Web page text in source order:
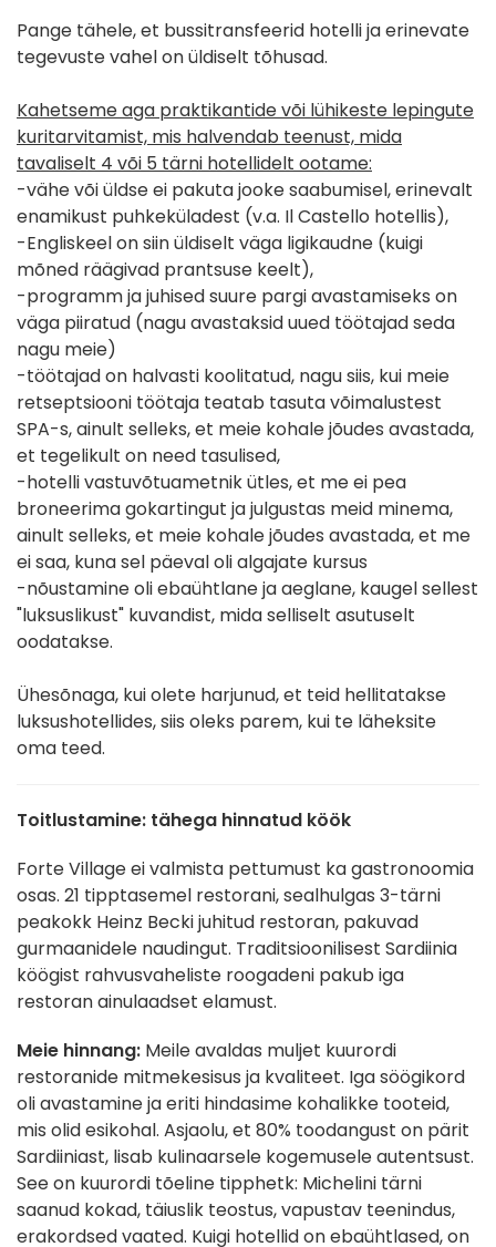
Pange tähele, et bussitransfeerid hotelli ja erinevate
tegevuste vahel on üldiselt tõhusad.
Kahetseme aga praktikantide või lühikeste lepingute
kuritarvitamist, mis halvendab teenust, mida
tavaliselt 4 või 5 tärni hotellidelt ootame:
-vähe või üldse ei pakuta jooke saabumisel, erinevalt
enamikust puhkeküladest (v.a. Il Castello hotellis),
-Engliskeel on siin üldiselt väga ligikaudne (kuigi
mõned räägivad prantsuse keelt),
-programm ja juhised suure pargi avastamiseks on
väga piiratud (nagu avastaksid uued töötajad seda
nagu meie)
-töötajad on halvasti koolitatud, nagu siis, kui meie
retseptsiooni töötaja teatab tasuta võimalustest
SPA-s, ainult selleks, et meie kohale jõudes avastada,
et tegelikult on need tasulised,
-hotelli vastuvõtuametnik ütles, et me ei pea
broneerima gokartingut ja julgustas meid minema,
ainult selleks, et meie kohale jõudes avastada, et me
ei saa, kuna sel päeval oli algajate kursus
-nõustamine oli ebaühtlane ja aeglane, kaugel sellest
"luksuslikust" kuvandist, mida selliselt asutuselt
oodatakse.
Ühesõnaga, kui olete harjunud, et teid hellitatakse
luksushotellides, siis oleks parem, kui te läheksite
oma teed.
Toitlustamine: tähega hinnatud köök
Forte Village ei valmista pettumust ka gastronoomia
osas. 21 tipptasemel restorani, sealhulgas 3-tärni
peakokk Heinz Becki juhitud restoran, pakuvad
gurmaanidele naudingut. Traditsioonilisest Sardiinia
köögist rahvusvaheliste roogadeni pakub iga
restoran ainulaadset elamust.
Meie hinnang: Meile avaldas muljet kuurordi
restoranide mitmekesisus ja kvaliteet. Iga söögikord
oli avastamine ja eriti hindasime kohalikke tooteid,
mis olid esikohal. Asjaolu, et 80% toodangust on pärit
Sardiiniast, lisab kulinaarsele kogemusele autentsust.
See on kuurordi tõeline tipphetk: Michelini tärni
saanud kokad, täiuslik teostus, vapustav teenindus,
erakordsed vaated. Kuigi hotellid on ebaühtlased, on